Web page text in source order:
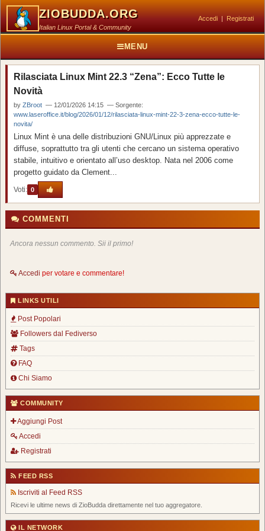
ZIOBUDDA.ORG
Italian Linux Portal & Community
Accedi | Registrati
MENU
Rilasciata Linux Mint 22.3 “Zena”: Ecco Tutte le
Novità
by ZBroot — 12/01/2026 14:15 — Sorgente:
www.laseroffice.it/blog/2026/01/12/rilasciata-linux-mint-22-3-zena-ecco-tutte-le-
novita/
Linux Mint è una delle distribuzioni GNU/Linux più apprezzate e
diffuse, soprattutto tra gli utenti che cercano un sistema operativo
stabile, intuitivo e orientato all’uso desktop. Nata nel 2006 come
progetto guidato da Clement...
Voti: 0
COMMENTI
Ancora nessun commento. Sii il primo!
Accedi per votare e commentare!
LINKS UTILI
Post Popolari
Followers dal Fediverso
Tags
FAQ
Chi Siamo
COMMUNITY
Aggiungi Post
Accedi
Registrati
FEED RSS
Iscriviti al Feed RSS
Ricevi le ultime news di ZioBudda direttamente nel tuo aggregatore.
IL NETWORK